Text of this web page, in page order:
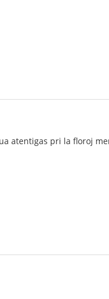
atentigas pri la floroj